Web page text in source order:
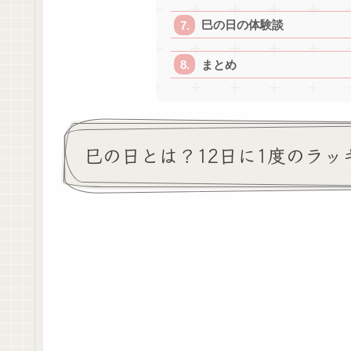
巳の日の体験談
まとめ
巳の日とは？12日に1度のラッ